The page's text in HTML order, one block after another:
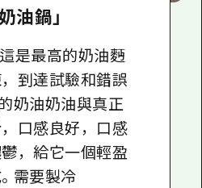
油鍋」
是最高的奶油麪
到達試驗和錯誤
奶油奶油與真正
口感良好，口感
，給它一個輕盈
需要製冷